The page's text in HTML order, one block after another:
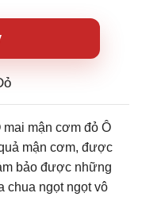
mai mận cơm đỏ Ô
mận cơm, được
bảo được những
chua ngọt ngọt vô